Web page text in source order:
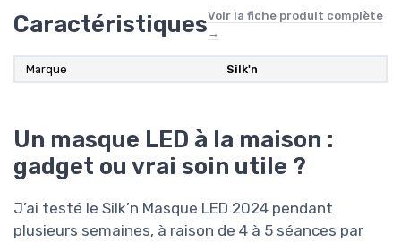
CaractéristiquesVoir la fiche produit complète
→
Marque Silk'n
Un masque LED à la maison :
gadget ou vrai soin utile ?
J’ai testé le Silk’n Masque LED 2024 pendant
plusieurs semaines, à raison de 4 à 5 séances par